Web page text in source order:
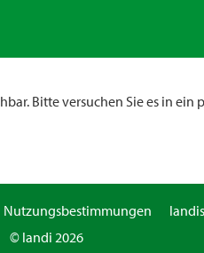
Bitte versuchen Sie es in ein
Nutzungsbestimmungen
© landi 2026